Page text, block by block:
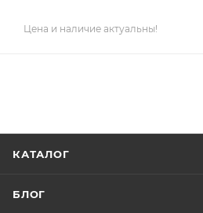
Цена и наличие актуальны!
КАТАЛОГ
БЛОГ